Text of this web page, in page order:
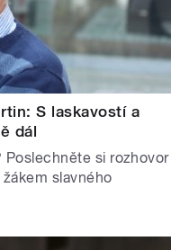
S laskavostí a
dál
Poslechněte si rozhovor
slavného